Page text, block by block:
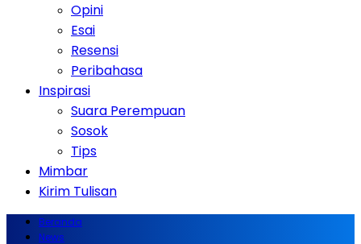
Opini
Esai
Resensi
Peribahasa
Inspirasi
Suara Perempuan
Sosok
Tips
Mimbar
Kirim Tulisan
Beranda
News